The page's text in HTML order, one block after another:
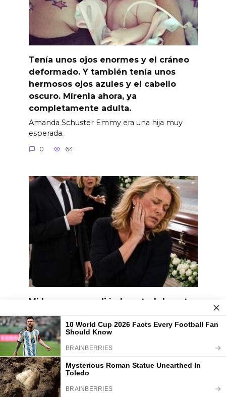
Tenía unos ojos enormes y el cráneo
deformado. Y también tenía unos
hermosos ojos azules y el cabello
oscuro. Mírenla ahora, ya
completamente adulta.
Amanda Schuster Emmy era una hija muy
esperada.
0 64
Mi hermano perdió el control durante
negué a darle la llave de la caja
fuerte. Mientras unos familiares lo
apartaban, gritó: «¡Está robando mi
herencia!»
La última oración apenas había terminado
cuando Marcus